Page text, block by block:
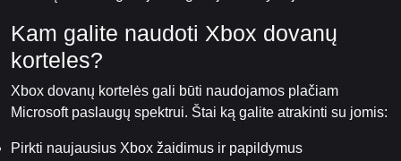
Kam galite naudoti Xbox dovanų
korteles?
Xbox dovanų kortelės gali būti naudojamos plačiam
Microsoft paslaugų spektrui. Štai ką galite atrakinti su jomis:
Pirkti naujausius Xbox žaidimus ir papildymus